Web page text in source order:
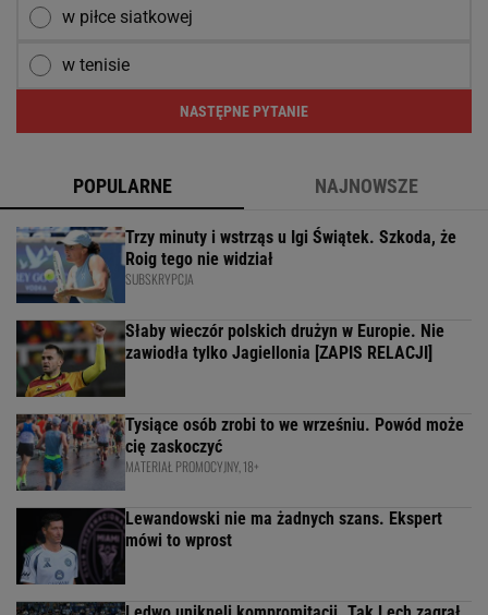
w piłce siatkowej
w tenisie
NASTĘPNE PYTANIE
POPULARNE NAJNOWSZE
Trzy minuty i wstrząs u Igi Świątek. Szkoda, że
Roig tego nie widział
SUBSKRYPCJA
Słaby wieczór polskich drużyn w Europie. Nie
zawiodła tylko Jagiellonia [ZAPIS RELACJI]
Tysiące osób zrobi to we wrześniu. Powód może
cię zaskoczyć
MATERIAŁ PROMOCYJNY, 18+
Lewandowski nie ma żadnych szans. Ekspert
mówi to wprost